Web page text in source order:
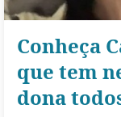
Conheça
que tem
dona